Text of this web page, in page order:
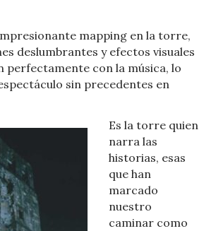
mapping en la torre,
deslumbrantes y efectos visuales
perfectamente con la música, lo
sin precedentes en
Es la torre quien
narra las
historias, esas
que han
marcado
nuestro
caminar como